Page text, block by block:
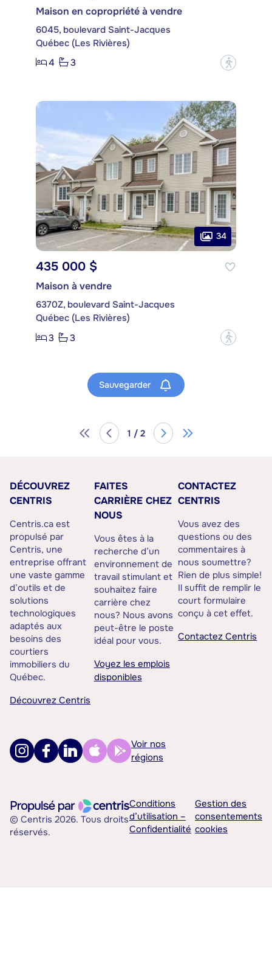
Maison en copropriété à vendre
6045, boulevard Saint-Jacques
Québec (Les Rivières)
4
3 ?
34
435 000 $
Maison à vendre
6370Z, boulevard Saint-Jacques
Québec (Les Rivières)
3
3 ?
Sauvegarder
1 / 2
DÉCOUVREZ
CENTRIS
Centris.ca est
propulsé par
Centris, une
entreprise offrant
une vaste gamme
d’outils et de
solutions
technologiques
adaptés aux
besoins des
courtiers
immobiliers du
Québec.
Découvrez Centris
FAITES
CARRIÈRE CHEZ
NOUS
Vous êtes à la
recherche d’un
environnement de
travail stimulant et
souhaitez faire
carrière chez
nous? Nous avons
peut-être le poste
idéal pour vous.
Voyez les emplois
disponibles
CONTACTEZ
CENTRIS
Vous avez des
questions ou des
commentaires à
nous soumettre?
Rien de plus simple!
Il suffit de remplir le
court formulaire
conçu à cet effet.
Contactez Centris
Voir nos
régions
© Centris 2026. Tous droits
réservés.
Conditions
d’utilisation –
Confidentialité
Gestion des
consentements
cookies